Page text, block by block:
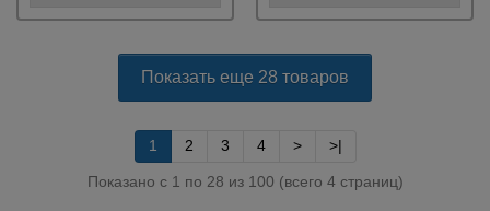
Показать еще 28 товаров
1 2 3 4 > >|
Показано с 1 по 28 из 100 (всего 4 страниц)